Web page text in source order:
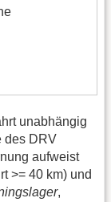
unabhängig
des DRV
aufweist
>= 40 km) und
,